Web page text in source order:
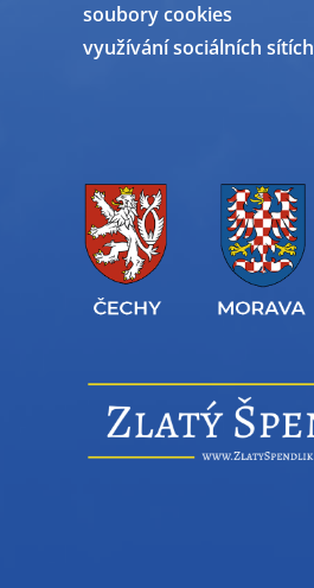
soubory cookies
využívání sociálních sítích